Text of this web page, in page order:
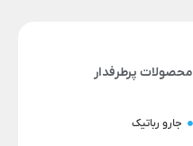
محصولات پرطرفدار
جارو رباتیک